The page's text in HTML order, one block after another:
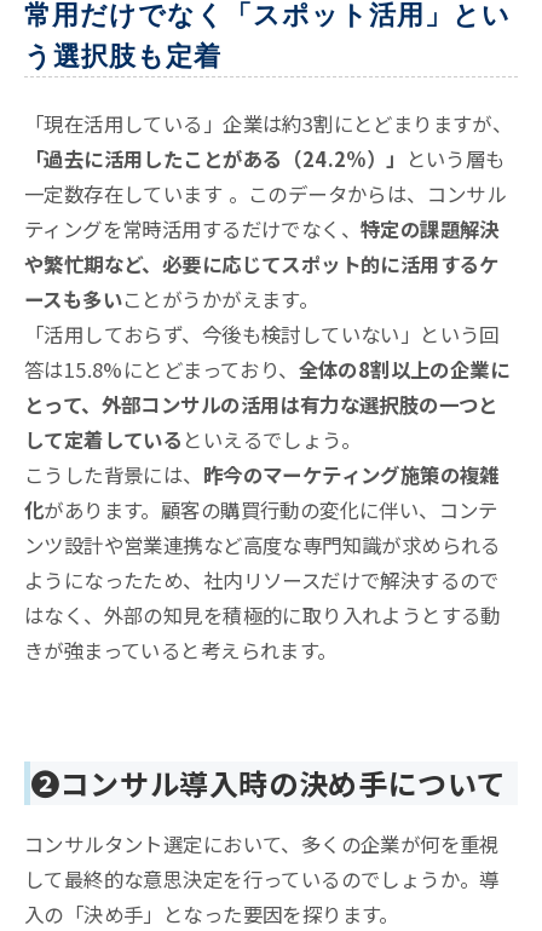
常用だけでなく「スポット活用」とい
う選択肢も定着
「現在活用している」企業は約3割にとどまりますが、
「過去に活用したことがある（24.2%）」 という層も
一定数存在しています 。このデータからは、コンサル
ティングを常時活用するだけでなく、特定の課題解決
や繁忙期など、必要に応じてスポット的に活用するケ
ースも多いことがうかがえます。
「活用しておらず、今後も検討していない」という回
答は15.8%にとどまっており、 全体の8割以上の企業に
とって、外部コンサルの活用は有力な選択肢の一つと
して定着している といえるでしょう。
こうした背景には、 昨今のマーケティング施策の複雑
化があります。顧客の購買行動の変化に伴い、コンテ
ンツ設計や営業連携など高度な専門知識が求められる
ようになったため、社内リソースだけで解決するので
はなく、外部の知見を積極的に取り入れようとする動
きが強まっていると考えられます。
❷コンサル導入時の決め手について
コンサルタント選定において、多くの企業が何を重視
して最終的な意思決定を行っているのでしょうか。導
入の「決め手」となった要因を探ります。